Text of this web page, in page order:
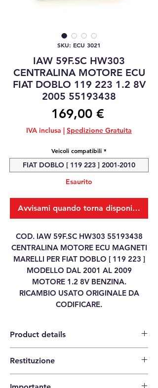
SKU: ECU 3021
IAW 59F.SC HW303
CENTRALINA MOTORE ECU
FIAT DOBLO 119 223 1.2 8V
2005 55193438
169,00 €
IVA inclusa | Spedizione Gratuita
Veicoli compatibili *
FIAT DOBLO [ 119 223 ] 2001-2010
Esaurito
Avvisami quando torna disponibile
COD. IAW 59F.SC HW303 55193438
CENTRALINA MOTORE ECU MAGNETI
MARELLI PER FIAT DOBLO [ 119 223 ]
MODELLO DAL 2001 AL 2009
MOTORE 1.2 8V BENZINA.
RICAMBIO USATO ORIGINALE DA
CODIFICARE.
Product details
Restituzione